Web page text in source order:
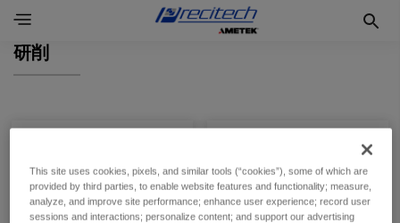
研削
製品一覧 製品一覧
This site uses cookies, pixels, and similar tools (“cookies”), some of which are
provided by third parties, to enable website features and functionality; measure,
analyze, and improve site performance; enhance user experience; record user
sessions and interactions; personalize content; and support our advertising